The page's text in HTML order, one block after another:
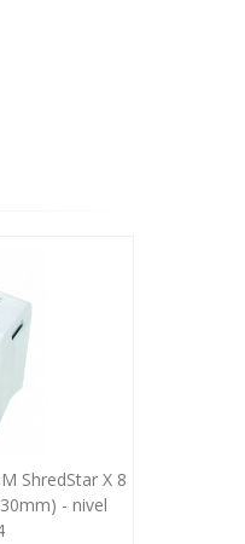
ShredStar X 8
- nivel